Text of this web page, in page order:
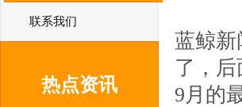
联系我们
热点资讯
蓝鲸新
了，
9月的